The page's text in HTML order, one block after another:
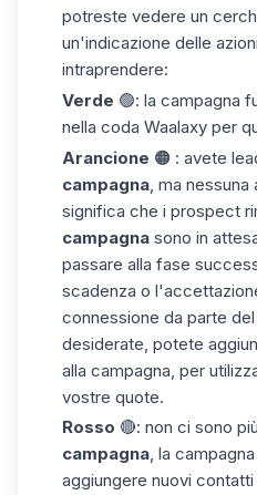
potreste vedere un
un'indicazione delle
intraprendere:
Verde 🟢: la campagna
nella coda Waalaxy per
Arancione 🟠 : avete
campagna , ma
significa che i prospect
campagna sono in
passare alla fase
scadenza o
connessione da parte
desiderate, potete
alla campagna, per
vostre quote.
Rosso 🔴: non ci sono
campagna, la
aggiungere nuovi